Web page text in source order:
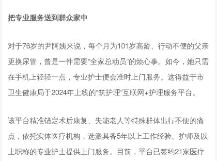
把专业服务送到群众家中
对于76岁的尹阿姨来说，每个月为101岁高龄、行动不便的父亲
更换尿管，曾是一件需要“全家总动员”的烦心事。如今，她只需
在手机上轻轻一点，专业护士便会准时上门服务。这得益于市
卫生健康局于2024年上线的“筑护理”互联网+护理服务平台。
该平台精准锚定术后康复、失能老人等特殊群体出行不便的痛
点，依托实体医疗机构，选派具备5年以上工作经验、护师及以
上职称的专业护士提供上门服务。目前，平台已签约21家医疗